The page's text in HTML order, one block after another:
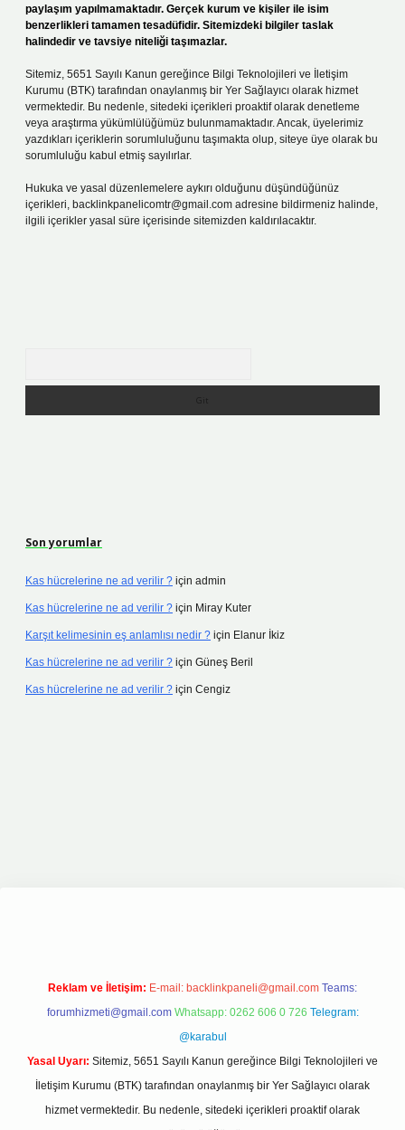
paylaşım yapılmamaktadır. Gerçek kurum ve kişiler ile isim
benzerlikleri tamamen tesadüfidir. Sitemizdeki bilgiler taslak
halindedir ve tavsiye niteliği taşımazlar.
Sitemiz, 5651 Sayılı Kanun gereğince Bilgi Teknolojileri ve İletişim
Kurumu (BTK) tarafından onaylanmış bir Yer Sağlayıcı olarak hizmet
vermektedir. Bu nedenle, sitedeki içerikleri proaktif olarak denetleme
veya araştırma yükümlülüğümüz bulunmamaktadır. Ancak, üyelerimiz
yazdıkları içeriklerin sorumluluğunu taşımakta olup, siteye üye olarak bu
sorumluluğu kabul etmiş sayılırlar.
Hukuka ve yasal düzenlemelere aykırı olduğunu düşündüğünüz
içerikleri, backlinkpanelicomtr@gmail.com adresine bildirmeniz halinde,
ilgili içerikler yasal süre içerisinde sitemizden kaldırılacaktır.
Son yorumlar
Kas hücrelerine ne ad verilir ? için admin
Kas hücrelerine ne ad verilir ? için Miray Kuter
Karşıt kelimesinin eş anlamlısı nedir ? için Elanur İkiz
Kas hücrelerine ne ad verilir ? için Güneş Beril
Kas hücrelerine ne ad verilir ? için Cengiz
Reklam ve İletişim: E-mail: backlinkpaneli@gmail.com Teams:
forumhizmeti@gmail.com Whatsapp: 0262 606 0 726 Telegram:
@karabul
Yasal Uyarı: Sitemiz, 5651 Sayılı Kanun gereğince Bilgi Teknolojileri ve
İletişim Kurumu (BTK) tarafından onaylanmış bir Yer Sağlayıcı olarak
hizmet vermektedir. Bu nedenle, sitedeki içerikleri proaktif olarak